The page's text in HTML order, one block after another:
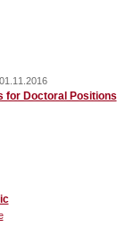
for Doctoral Positions